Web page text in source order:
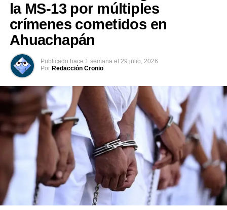
la MS-13 por múltiples
crímenes cometidos en
Ahuachapán
Publicado hace 1 semana el 29 julio, 2026
Por Redacción Cronio